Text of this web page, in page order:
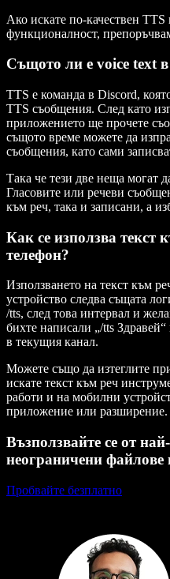
Ако искате по-качествен TTS
функционалност,
Същото ли е voice text
TTS е команда в Discord,
TTS съобщения. След като
приложението ще прочете
същото време можете да
съобщения, като сами
Така че тези две неща могат
Гласовите или речеви
към реч, така и записани, а
Как се използва текст
телефон?
Използването на текст към
устройство следва същата
/tts, след това интервал и
бихте написали „/tts
в текущия канал.
Можете също да изтеглите
искате текст към реч
работи и на мобилни
приложение или разширение.
Възползвайте се от
неограничени
Пробвайте безплатно